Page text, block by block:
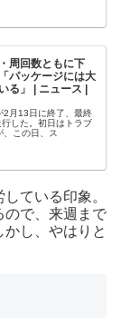
周回数ともに下
パッケージには大
る」 | ニュース |
2月13日に終了、最終
した。初日はトラブ
、この日、ス
ている印象。
ので、来週まで
し、やはりと